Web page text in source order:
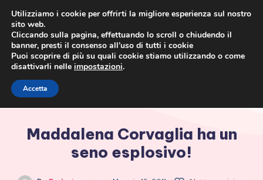
Maddalena Corvaglia ha un
seno esplosivo!
Utilizziamo i cookie per offrirti la migliore esperienza sul nostro
sito web.
Cliccando sulla pagina, effettuando lo scroll o chiudendo il
banner, presti il consenso all’uso di tutti i cookie
Puoi scoprire di più su quali cookie stiamo utilizzando o come
disattivarli nelle impostazioni.
Accetta